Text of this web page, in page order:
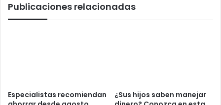
Publicaciones relacionadas
Especialistas recomiendan
¿Sus hijos saben manejar